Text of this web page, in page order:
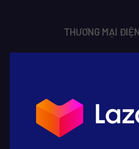
THƯƠNG MẠI